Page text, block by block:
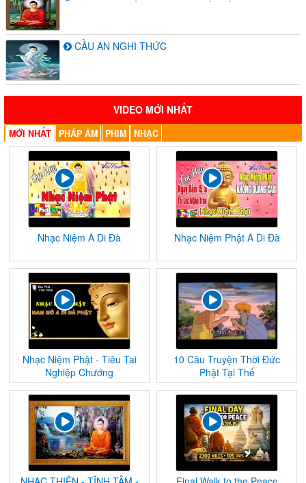
CẦU AN NGHI THỨC
VIDEO MỚI NHẤT
MỚI NHẤT PHÁP ÂM PHIM NHẠC
Nhạc Niệm A Di Đà Nhạc Niệm Phật A Di Đà
Nhạc Niệm Phật - Tiêu Tai
Nghiệp Chướng
10 Câu Truyện Thời Đức
Phật Tại Thế